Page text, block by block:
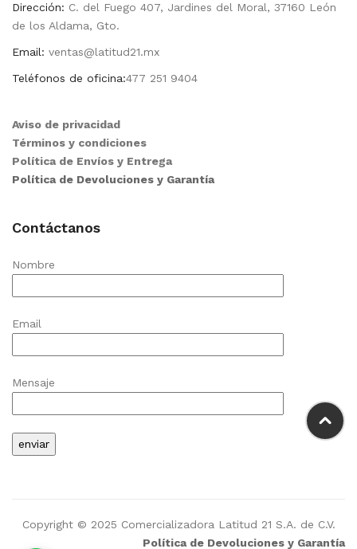
Dirección: C. del Fuego 407, Jardines del Moral, 37160 León
de los Aldama, Gto.
Email: ventas@latitud21.mx
Teléfonos de oficina:477 251 9404
Aviso de privacidad
Términos y condiciones
Política de Envíos y Entrega
Política de Devoluciones y Garantía
Contáctanos
Nombre
Email
Mensaje
Copyright © 2025 Comercializadora Latitud 21 S.A. de C.V.
Política de Devoluciones y Garantía